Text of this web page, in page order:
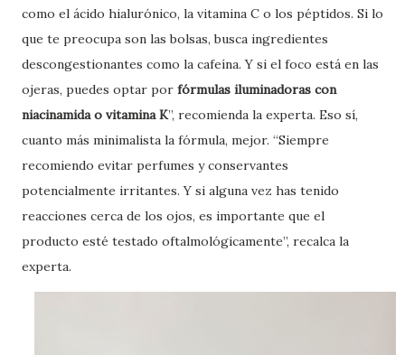
como el ácido hialurónico, la vitamina C o los péptidos. Si lo
que te preocupa son las bolsas, busca ingredientes
descongestionantes como la cafeína. Y si el foco está en las
ojeras, puedes optar por fórmulas iluminadoras con
niacinamida o vitamina K”, recomienda la experta. Eso sí,
cuanto más minimalista la fórmula, mejor. “Siempre
recomiendo evitar perfumes y conservantes
potencialmente irritantes. Y si alguna vez has tenido
reacciones cerca de los ojos, es importante que el
producto esté testado oftalmológicamente”, recalca la
experta.